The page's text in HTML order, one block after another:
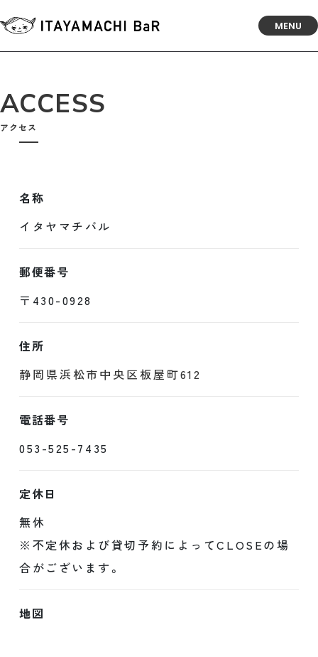
MENU
ACCESS
アクセス
名称
イタヤマチバル
郵便番号
〒430-0928
住所
静岡県浜松市中央区板屋町612
電話番号
053-525-7435
定休日
無休
※不定休および貸切予約によってCLOSEの場
合がございます。
地図